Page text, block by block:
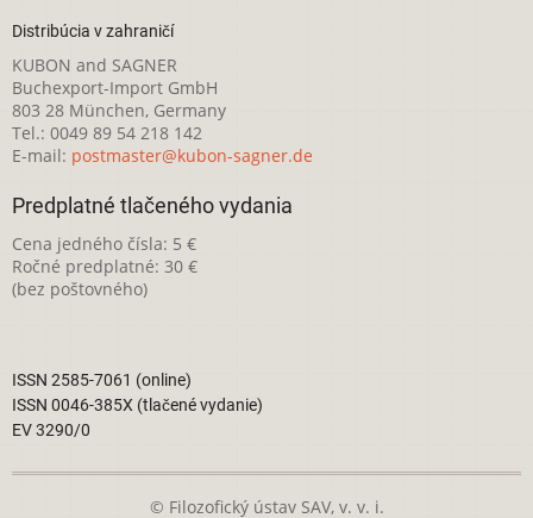
Distribúcia v zahraničí
KUBON and SAGNER
Buchexport-Import GmbH
803 28 München, Germany
Tel.: 0049 89 54 218 142
E-mail: postmaster@kubon-sagner.de
Predplatné tlačeného vydania
Cena jedného čísla: 5 €
Ročné predplatné: 30 €
(bez poštovného)
ISSN 2585-7061 (online)
ISSN 0046-385X (tlačené vydanie)
EV 3290/0
© Filozofický ústav SAV, v. v. i.